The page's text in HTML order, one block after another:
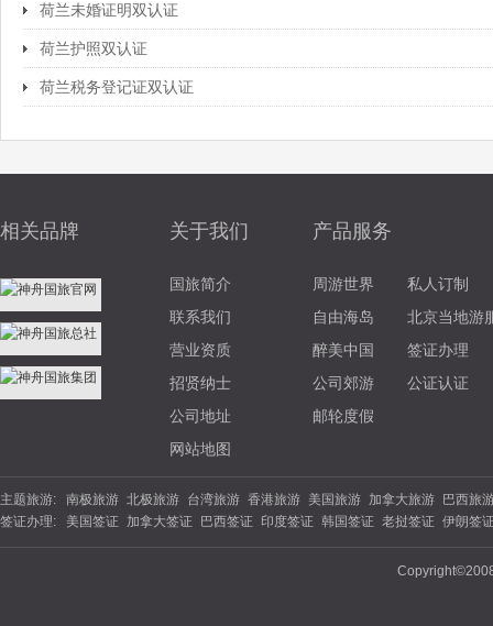
荷兰未婚证明双认证
荷兰护照双认证
荷兰税务登记证双认证
相关品牌 关于我们
国旅简介
联系我们
营业资质
招贤纳士
公司地址
网站地图
产品服务
周游世界
私人订制
自由海岛
北京当地游
醉美中国
签证办理
公司郊游
公证认证
邮轮度假
主题旅游: 南极旅游 北极旅游 台湾旅游 香港旅游 美国旅游 加拿大旅游
巴西旅
游 北欧旅游 东欧旅游 俄罗斯旅游 土耳其旅游 英国旅游 法国旅游
德
夏威夷旅游 云南旅游 海南旅游 苏杭旅游 福建旅游 广西旅游 陕西旅
签证办理: 美国签证 加拿大签证 巴西签证 印度签证 韩国签证 老挝签证 伊朗签
签证 坦桑尼亚 南非签证 埃塞俄比亚 西班牙签证 丹麦签证 波兰签证